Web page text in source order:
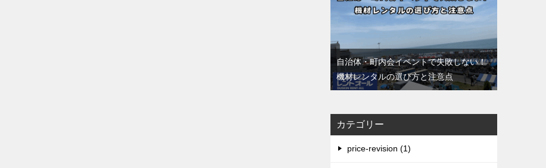
自治体・町内会イベントで失敗しない！
機材レンタルの選び方と注意点
カテゴリー
price-revision (1)